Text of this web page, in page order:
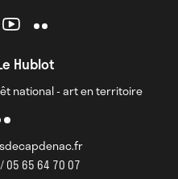
Hublot
national - art en territoire
05 65 64 70 07